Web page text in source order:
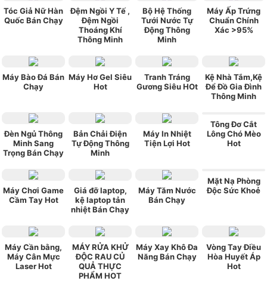
Tóc Giả Nữ Hàn
Quốc Bán Chạy
Đệm Ngồi Y Tế ,
Đệm Ngồi
Thoáng Khí
Thông Minh
Bộ Hệ Thống
Tưới Nước Tự
Động Thông
Minh
Máy Ấp Trứng
Chuẩn Chính
Xác >95%
Máy Bào Đá Bán
Chạy
Máy Hơ Gel Siêu
Hot
Tranh Tráng
Gương Siêu HOt
Kệ Nhà Tắm,Kệ
Để Đồ Gia Đình
Thông Minh
Đèn Ngủ Thông
Minh Sang
Trọng Bán Chạy
Bản Chải Điện
Tự Động Thông
Minh
Máy In Nhiệt
Tiện Lợi Hot
Tông Đơ Cắt
Lông Chó Mèo
Hot
Máy Chơi Game
Cầm Tay Hot
Giá đỡ laptop,
kệ laptop tản
nhiệt Bán Chạy
Máy Tăm Nước
Bán Chạy
Mặt Nạ Phòng
Độc Sức Khoẻ
Máy Cần bằng,
Máy Cân Mực
Laser Hot
MÁY RỬA KHỬ
ĐỘC RAU CỦ
QUẢ THỰC
PHẨM HOT
Máy Xay Khô Đa
Năng Bán Chạy
Vòng Tay Điều
Hòa Huyết Áp
Hot